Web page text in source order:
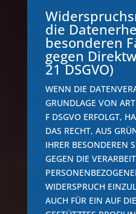
die
besonderen
gegen
21 DSGVO)
WENN DIE
GRUNDLAGE VON
F DSGVO ERFOLGT,
DAS RECHT, AUS
IHRER BESONDEREN
GEGEN DIE
WIDERSPRUCH
AUCH FÜR EIN AUF